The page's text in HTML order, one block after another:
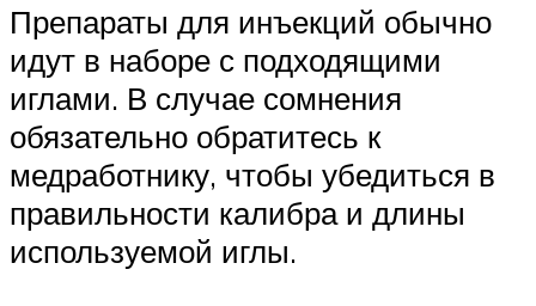
Препараты для инъекций обычно
идут в наборе с подходящими
иглами. В случае сомнения
обязательно обратитесь к
медработнику, чтобы убедиться в
правильности калибра и длины
используемой иглы.